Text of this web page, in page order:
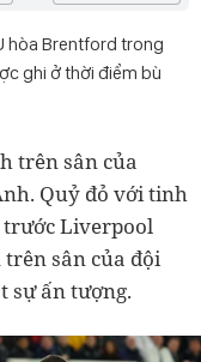
hòa Brentford trong
ghi ở thời điểm bù
trên sân của
Quỷ đỏ với tinh
trước Liverpool
trên sân của đội
sự ấn tượng.